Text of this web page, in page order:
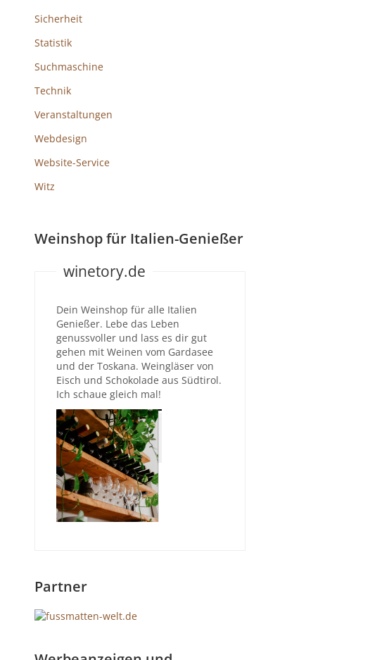
Sicherheit
Statistik
Suchmaschine
Technik
Veranstaltungen
Webdesign
Website-Service
Witz
Weinshop für Italien-Genießer
winetory.de
Dein Weinshop für alle Italien
Genießer. Lebe das Leben
genussvoller und lass es dir gut
gehen mit Weinen vom Gardasee
und der Toskana. Weingläser von
Eisch und Schokolade aus Südtirol.
Ich schaue gleich mal!
Partner